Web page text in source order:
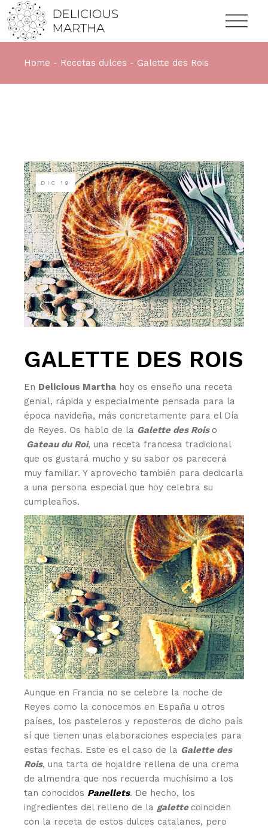
Home Recetas dulces Galette des Rois
DIC 19
GALETTE DES ROIS
En Delicious Martha hoy os enseño una receta
genial, rápida y especialmente pensada para la
época navideña, más concretamente para el Día
de Reyes. Os hablo de la Galette des Rois o
Gateau du Roi, una receta francesa tradicional
que os gustará mucho y su sabor os parecerá
muy familiar. Y aprovecho también para dedicarla
a una persona especial que hoy celebra su
cumpleaños.
Aunque en Francia no se celebre la noche de
Reyes como la conocemos en España u otros
países, los pasteleros y reposteros de dicho país
sí que tienen unas elaboraciones especiales para
estas fechas. Este es el caso de la Galette des
Rois, una tarta de hojaldre rellena de una crema
de almendra que nos recuerda muchísimo a los
tan conocidos Panellets. De hecho, los
ingredientes del relleno de la galette coinciden
con la receta de estos dulces catalanes, pero